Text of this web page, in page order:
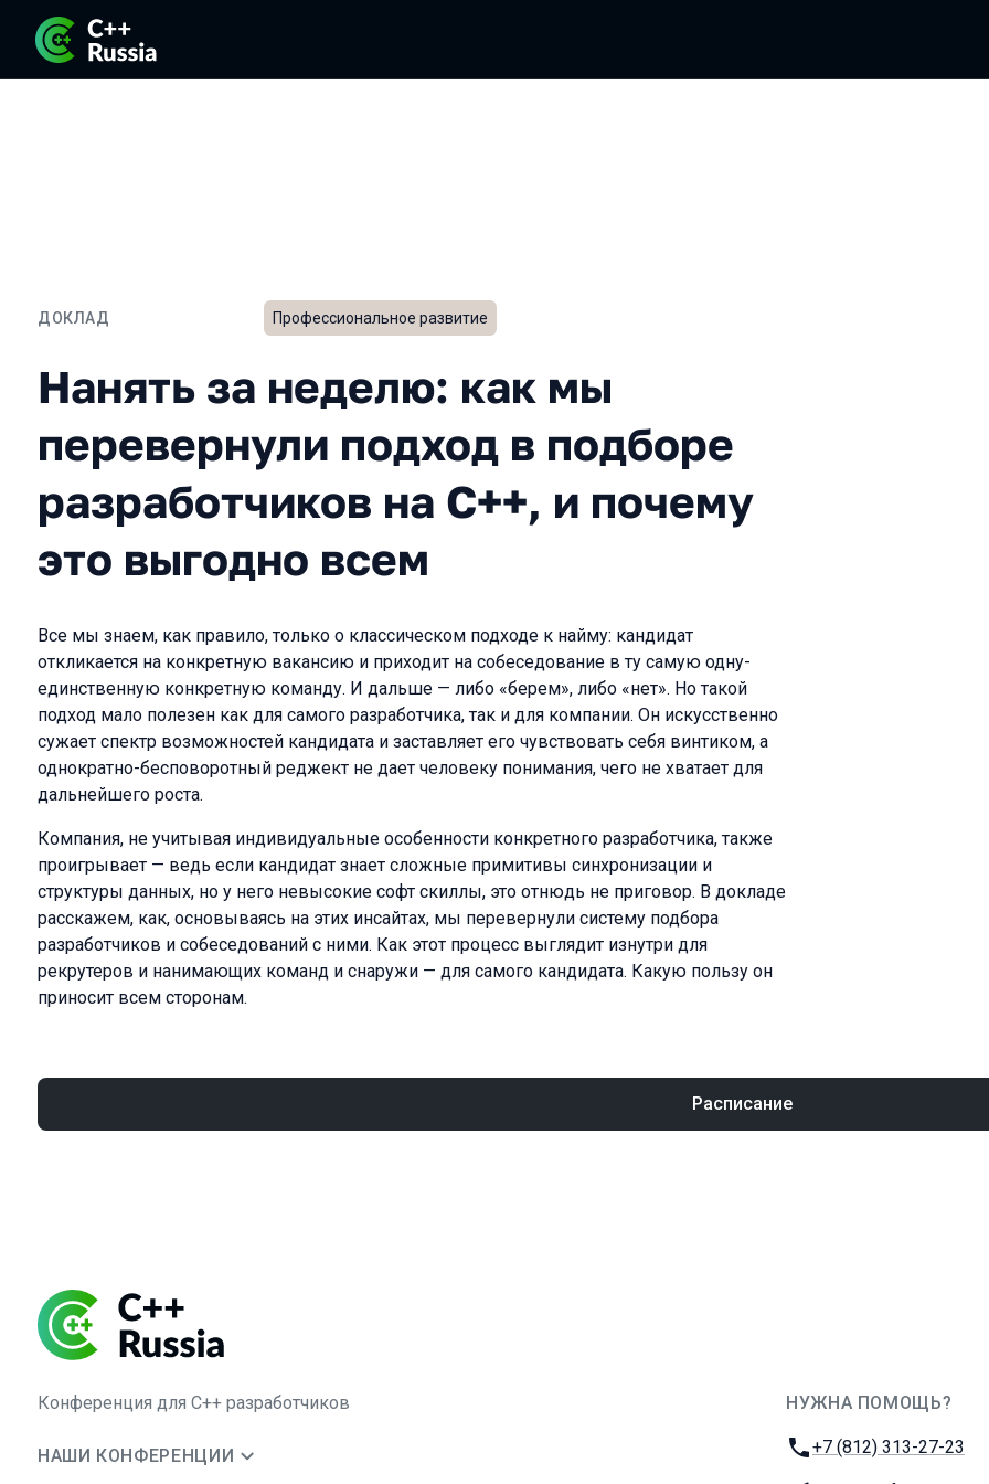
ДОКЛАД
Нанять за неделю: как мы перевернули подход в
Профессиональное развитие
Нанять за неделю: как мы
перевернули подход в подборе
разработчиков на С++, и почему
это выгодно всем
Все мы знаем, как правило, только о классическом подходе к найму: кандидат
откликается на конкретную вакансию и приходит на собеседование в ту самую одну-
единственную конкретную команду. И дальше — либо «берем», либо «нет». Но такой
подход мало полезен как для самого разработчика, так и для компании. Он искусственно
сужает спектр возможностей кандидата и заставляет его чувствовать себя винтиком, а
однократно-бесповоротный реджект не дает человеку понимания, чего не хватает для
дальнейшего роста.
Компания, не учитывая индивидуальные особенности конкретного разработчика, также
проигрывает — ведь если кандидат знает сложные примитивы синхронизации и
структуры данных, но у него невысокие софт скиллы, это отнюдь не приговор. В докладе
расскажем, как, основываясь на этих инсайтах, мы перевернули систему подбора
разработчиков и собеседований с ними. Как этот процесс выглядит изнутри для
рекрутеров и нанимающих команд и снаружи — для самого кандидатa. Какую пользу он
приносит всем сторонам.
Расписание
Конференция для C++ разработчиков
НАШИ КОНФЕРЕНЦИИ
НУЖНА ПОМОЩЬ?
Телефон:
+7 (812) 313-27-23